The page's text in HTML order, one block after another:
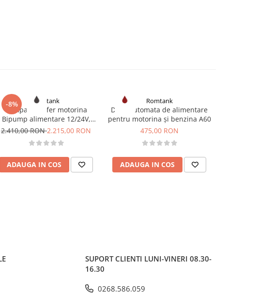
-8% Romtank
Pompa transfer motorina
Bipump alimentare 12/24V,
85l/min
2.410,00 RON2.215,00 RON
ADAUGA IN COS
Romtank
Duza automata de alimentare
pentru motorina și benzina A60
475,00 RON
ADAUGA IN COS
SUPORT CLIENTI LUNI-VINERI 08.30-
16.30
0268.586.059